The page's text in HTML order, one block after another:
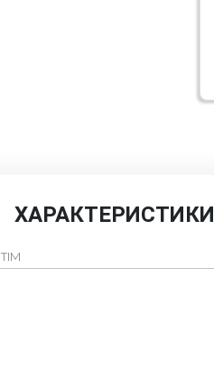
ХАРАКТЕРИСТИКИ
TIM